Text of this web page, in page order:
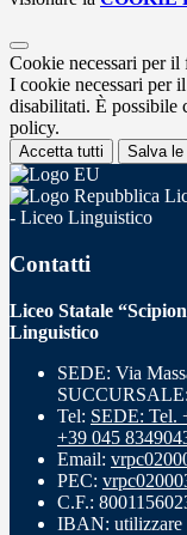
Cookie necessari per il
I cookie necessari per
disabilitati. È possibile
policy.
Accetta tutti Salva le
- Liceo Linguistico
Contatti
Liceo Statale
Linguistico
SEDE: Via
Tel: SEDE: Tel.
+39 045
Email:
PEC:
C.F.:
IBAN: utilizzare